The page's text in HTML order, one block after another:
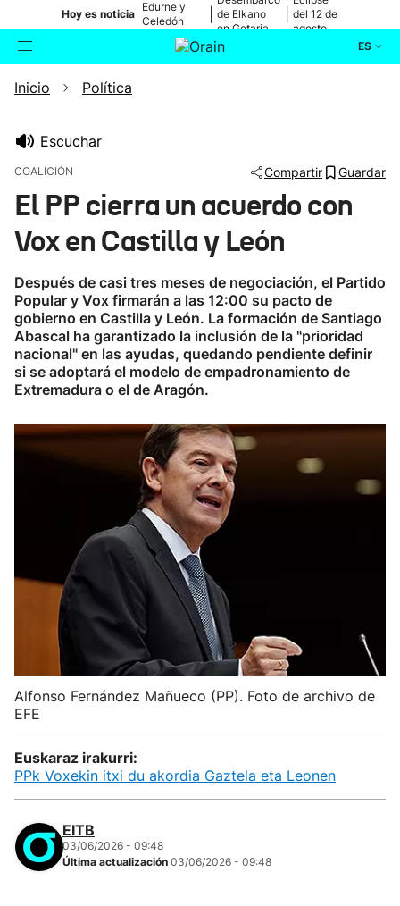
Hoy es noticia
Edurne y
Celedón
de Elkano
en Getaria
del 12 de
agosto
ES
Buscador
Ikusmiran
Eguraldia
Inicio Política
Escuchar
COALICIÓN Compartir Guardar
El PP cierra un acuerdo con
Vox en Castilla y León
Después de casi tres meses de negociación, el Partido
Popular y Vox firmarán a las 12:00 su pacto de
gobierno en Castilla y León. La formación de Santiago
Abascal ha garantizado la inclusión de la "prioridad
nacional" en las ayudas, quedando pendiente definir
si se adoptará el modelo de empadronamiento de
Extremadura o el de Aragón.
Alfonso Fernández Mañueco (PP). Foto de archivo de
EFE
Euskaraz irakurri:
PPk Voxekin itxi du akordia Gaztela eta Leonen
EITB
03/06/2026 - 09:48
Última actualización 03/06/2026 - 09:48